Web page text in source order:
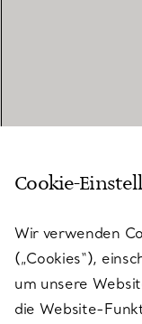
KUNDENSERVICE
SERVICES
Cookie-
Wir verwenden
(„Cookies“),
um unsere
die Website-